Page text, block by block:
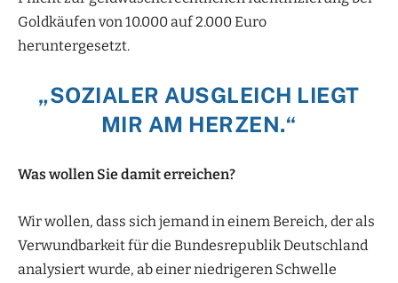
Goldkäufen von 10.000 auf 2.000 Euro
heruntergesetzt.
„SOZIALER AUSGLEICH LIEGT
MIR AM HERZEN.“
Was wollen Sie damiterreichen?
Wir wollen, dass sich jemand in einem Bereich, der als
Verwundbarkeit für die Bundesrepublik Deutschland
analysiert wurde, ab einer niedrigeren Schwelle